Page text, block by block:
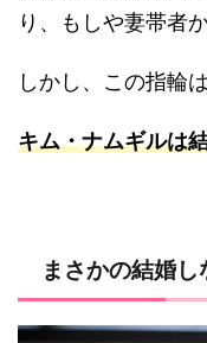
り、もしや妻帯者
しかし、この指輪
キム・ナムギルは
まさかの結婚し